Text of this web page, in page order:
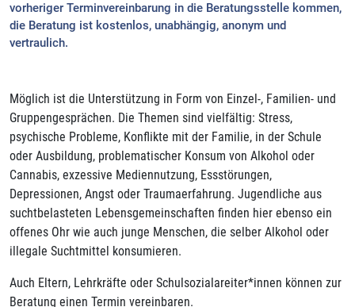
vorheriger Terminvereinbarung in die Beratungsstelle kommen,
die Beratung ist kostenlos, unabhängig, anonym und
vertraulich.
Möglich ist die Unterstützung in Form von Einzel-, Familien- und
Gruppengesprächen. Die Themen sind vielfältig: Stress,
psychische Probleme, Konflikte mit der Familie, in der Schule
oder Ausbildung, problematischer Konsum von Alkohol oder
Cannabis, exzessive Mediennutzung, Essstörungen,
Depressionen, Angst oder Traumaerfahrung. Jugendliche aus
suchtbelasteten Lebensgemeinschaften finden hier ebenso ein
offenes Ohr wie auch junge Menschen, die selber Alkohol oder
illegale Suchtmittel konsumieren.
Auch Eltern, Lehrkräfte oder Schulsozialareiter*innen können zur
Beratung einen Termin vereinbaren.